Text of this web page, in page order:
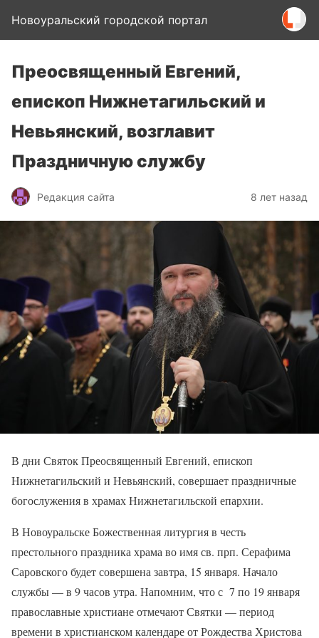
Новоуральский городской портал
Преосвященный Евгений,
епископ Нижнетагильский и
Невьянский, возглавит
Праздничную службу
Редакция сайта 8 лет назад
В дни Святок Преосвященный Евгений, епископ
Нижнетагильский и Невьянский, совершает праздничные
богослужения в храмах Нижнетагильской епархии.
В Новоуральске Божественная литургия в честь
престольного праздника храма во имя св. прп. Серафима
Саровского будет совершена завтра, 15 января. Начало
службы — в 9 часов утра. Напомним, что с 7 по 19 января
православные христиане отмечают Святки — период
времени в христианском календаре от Рождества Христова